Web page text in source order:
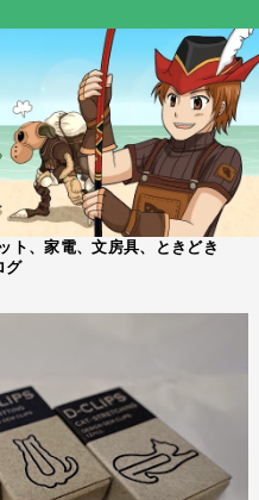
ト、家電、文房具、ときどき
グ